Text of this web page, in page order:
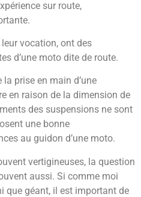
sur route,
leur vocation, ont des
d’une moto dite de route.
prise en main d’une
en raison de la dimension de
des suspensions ne sont
une bonne
au guidon d’une moto.
vertigineuses, la question
aussi. Si comme moi
que géant, il est important de